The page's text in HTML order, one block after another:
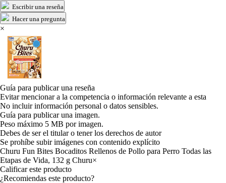
Escribir una reseña
Hacer una pregunta
×
Guía para publicar una reseña
Evitar mencionar a la competencia o información relevante a esta
No incluir información personal o datos sensibles.
Guía para publicar una imagen.
Peso máximo 5 MB por imagen.
Debes de ser el titular o tener los derechos de autor
Se prohíbe subir imágenes con contenido explícito
Churu Fun Bites Bocaditos Rellenos de Pollo para Perro Todas las
Etapas de Vida, 132 g Churu×
Calificar este producto
Tu valoración
¿Recomiendas este producto?